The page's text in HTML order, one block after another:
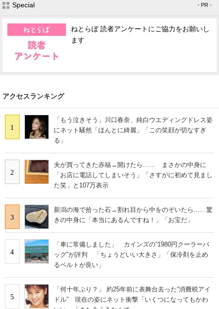
Special - PR -
ねとらぼ 読者アンケートにご協力をお願いし
ます
アクセスランキング
1
「もう泣きそう」川口春奈、純白ウエディングドレス姿
にネット騒然「ほんとに綺麗」「この笑顔が切なすぎ
る」
2
夫が買ってきた赤福→開けたら…… まさかの中身に
「お店に電話してしまいそう」「さすがに初めて見まし
た笑」と107万表示
3
新潟の海で拾った石→割れ目から中をのぞいたら……驚
きの中身に「本当にあるんですね！」「お宝だ」
4
「車に常備しました」 カインズの“1980円クーラーバ
ッグ”が評判 「ちょうどいい大きさ」「保冷剤を止め
るベルトが良い」
5
「何十年ぶり？」 約25年前に表舞台去った“消費税アイ
ドル” 現在の姿にネット衝撃「いくつになってもかわ